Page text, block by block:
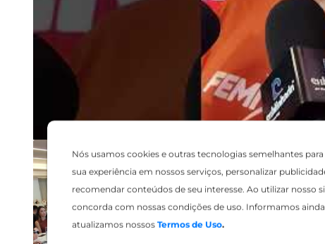
Nós usamos cookies e outras tecnologias semelhantes
sua experiência em nossos serviços, personalizar
recomendar conteúdos de seu interesse. Ao utilizar nosso
concorda com nossas condições de uso. Informamos
atualizamos nossosTermos de Uso.